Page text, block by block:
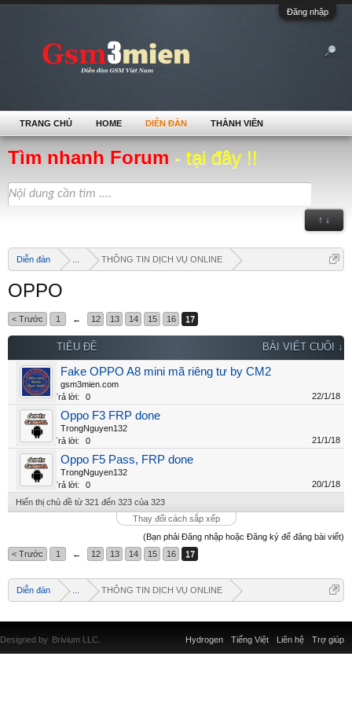
Đăng nhập
Tìm nhanh Forum - tại đây !!
↑ ↓
Diễn đàn THÔNG TIN DỊCH VỤ ONLINE
OPPO
< Trước 1 ← 12 13 14 15 16 17
TIÊU ĐỀ BÀI VIẾT CUỐI ↓
Fake OPPO A8 mini mã riêng tư by CM2
gsm3mien.com
Trả lời:
0 22/1/18
Oppo F3 FRP done
TrongNguyen132
Trả lời:
0 21/1/18
Oppo F5 Pass, FRP done
TrongNguyen132
Trả lời:
0
20/1/18
Hiển thị chủ đề từ 321 đến 323 của 323
Thay đổi cách sắp xếp
(Bạn phải Đăng nhập hoặc Đăng ký để đăng bài viết)
< Trước
1 ← 12 13 14 15 16 17
Diễn đàn THÔNG TIN DỊCH VỤ ONLINE
TRANG CHỦ HOME DIỄN ĐÀN THÀNH VIÊN
Liên hệ Trợ giúp
Hydrogen Tiếng Việt
Designed by Brivium LLC.